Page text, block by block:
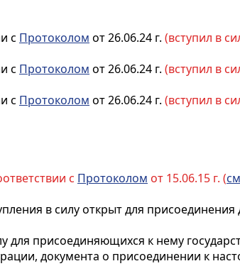
с Протоколом от 26.06.24 г. (вступил в
с Протоколом от 26.06.24 г. (вступил в
с Протоколом от 26.06.24 г. (вступил в
с Протоколом от 15.06.15 г. (
в силу открыт для
для присоединяющихся к нему
документа о присоединении к